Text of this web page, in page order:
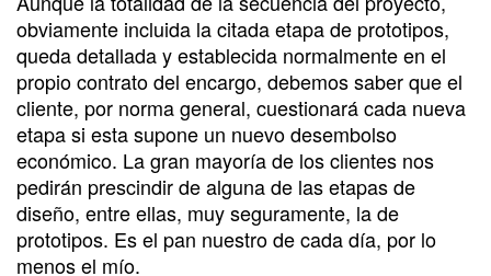
obviamente incluida la citada etapa de prototipos,
queda detallada y establecida normalmente en el
propio contrato del encargo, debemos saber que el
cliente, por norma general, cuestionará cada nueva
etapa si esta supone un nuevo desembolso
económico. La gran mayoría de los clientes nos
pedirán prescindir de alguna de las etapas de
diseño, entre ellas, muy seguramente, la de
prototipos. Es el pan nuestro de cada día, por lo
menos el mío.